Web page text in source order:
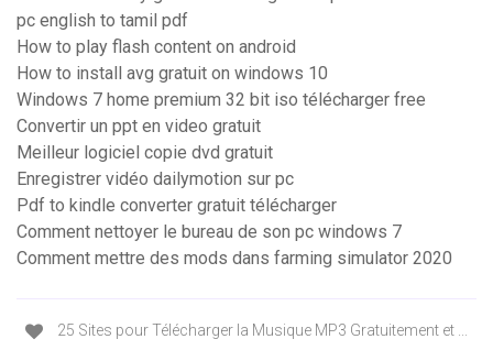
pc english to tamil pdf
How to play flash content on android
How to install avg gratuit on windows 10
Windows 7 home premium 32 bit iso télécharger free
Convertir un ppt en video gratuit
Meilleur logiciel copie dvd gratuit
Enregistrer vidéo dailymotion sur pc
Pdf to kindle converter gratuit télécharger
Comment nettoyer le bureau de son pc windows 7
Comment mettre des mods dans farming simulator 2020
25 Sites pour Télécharger la Musique MP3 Gratuitement et ...